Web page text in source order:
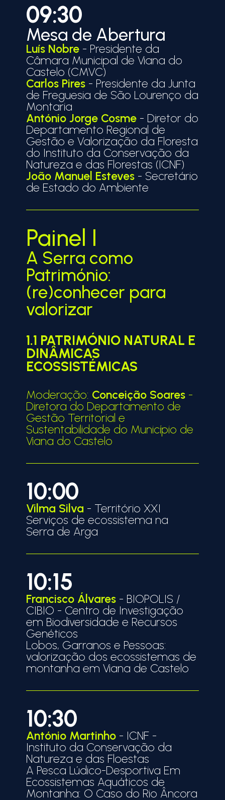
09:30
Mesa de Abertura
Luís Nobre - Presidente da
Câmara Municipal de Viana do
Castelo (CMVC)
Carlos Pires - Presidente da Junta
de Freguesia de São Lourenço da
Montaria
António Jorge Cosme - Diretor do
Departamento Regional de
Gestão e Valorização da Floresta
do Instituto da Conservação da
Natureza e das Florestas (ICNF)
João Manuel Esteves - Secretário
de Estado do Ambiente
Painel I
A Serra como
Património:
(re)conhecer para
valorizar
1.1 PATRIMÓNIO NATURAL E
DINÂMICAS
ECOSSISTÉMICAS
Moderação: Conceição Soares -
Diretora do Departamento de
Gestão Territorial e
Sustentabilidade do Município de
Viana do Castelo
10:00
Vilma Silva - Território XXI
Serviços de ecossistema na
Serra de Arga
10:15
Francisco Álvares - BIOPOLIS /
CIBIO - Centro de Investigação
em Biodiversidade e Recursos
Genéticos
Lobos, Garranos e Pessoas:
valorização dos ecossistemas de
montanha em Viana de Castelo
10:30
António Martinho - ICNF -
Instituto da Conservação da
Natureza e das Floestas
A Pesca Lúdico-Desportiva Em
Ecossistemas Aquáticos de
Montanha: O Caso do Rio Âncora